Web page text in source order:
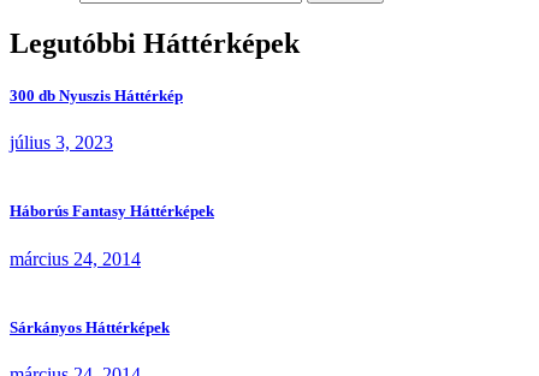
Legutóbbi Háttérképek
300 db Nyuszis Háttérkép
július 3, 2023
Háborús Fantasy Háttérképek
március 24, 2014
Sárkányos Háttérképek